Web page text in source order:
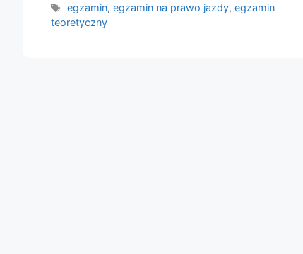
Tagi
egzamin,egzamin na prawo jazdy,egzamin
teoretyczny